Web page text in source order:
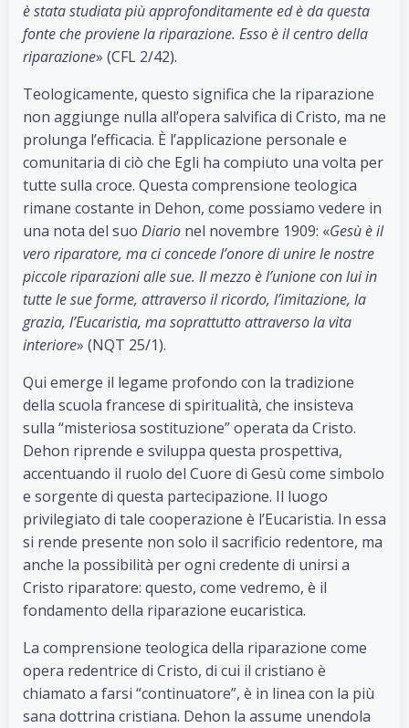
è stata studiata più approfonditamente ed è da questa
fonte che proviene la riparazione. Esso è il centro della
riparazione» (CFL 2/42).
Teologicamente, questo significa che la riparazione
non aggiunge nulla all’opera salvifica di Cristo, ma ne
prolunga l’efficacia. È l’applicazione personale e
comunitaria di ciò che Egli ha compiuto una volta per
tutte sulla croce. Questa comprensione teologica
rimane costante in Dehon, come possiamo vedere in
una nota del suo Diario nel novembre 1909: «Gesù è il
vero riparatore, ma ci concede l’onore di unire le nostre
piccole riparazioni alle sue. Il mezzo è l’unione con lui in
tutte le sue forme, attraverso il ricordo, l’imitazione, la
grazia, l’Eucaristia, ma soprattutto attraverso la vita
interiore» (NQT 25/1).
Qui emerge il legame profondo con la tradizione
della scuola francese di spiritualità, che insisteva
sulla “misteriosa sostituzione” operata da Cristo.
Dehon riprende e sviluppa questa prospettiva,
accentuando il ruolo del Cuore di Gesù come simbolo
e sorgente di questa partecipazione. Il luogo
privilegiato di tale cooperazione è l’Eucaristia. In essa
si rende presente non solo il sacrificio redentore, ma
anche la possibilità per ogni credente di unirsi a
Cristo riparatore: questo, come vedremo, è il
fondamento della riparazione eucaristica.
La comprensione teologica della riparazione come
opera redentrice di Cristo, di cui il cristiano è
chiamato a farsi “continuatore”, è in linea con la più
sana dottrina cristiana. Dehon la assume unendola